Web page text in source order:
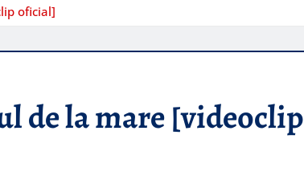
oficial]
de la mare [videoclip